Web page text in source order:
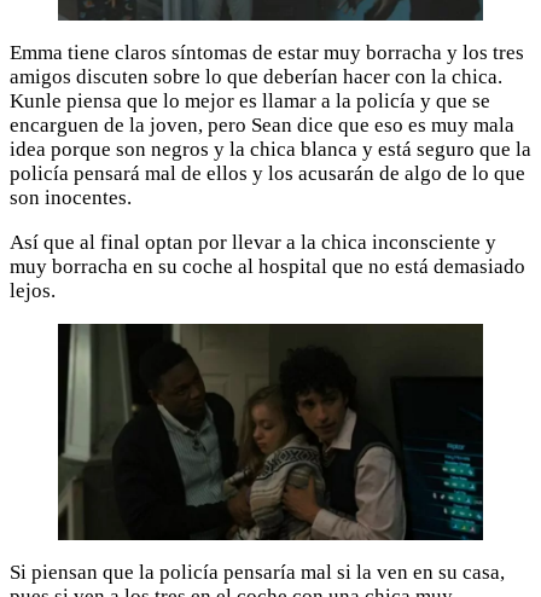
Emma tiene claros síntomas de estar muy borracha y los tres
amigos discuten sobre lo que deberían hacer con la chica.
Kunle piensa que lo mejor es llamar a la policía y que se
encarguen de la joven, pero Sean dice que eso es muy mala
idea porque son negros y la chica blanca y está seguro que la
policía pensará mal de ellos y los acusarán de algo de lo que
son inocentes.
Así que al final optan por llevar a la chica inconsciente y
muy borracha en su coche al hospital que no está demasiado
lejos.
Si piensan que la policía pensaría mal si la ven en su casa,